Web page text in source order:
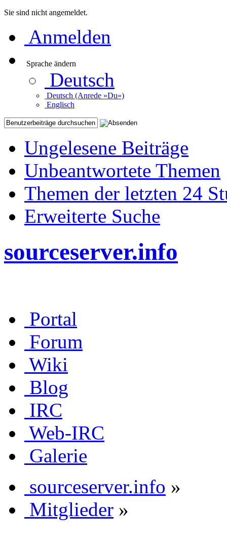
Sie sind nicht angemeldet.
Anmelden
Sprache ändern
Deutsch
Deutsch (Anrede »Du«)
Englisch
Ungelesene Beiträge
Unbeantwortete Themen
Themen der letzten 24
Erweiterte Suche
sourceserver.info
Portal
Forum
Wiki
Blog
IRC
Web-IRC
Galerie
sourceserver.info »
Mitglieder »